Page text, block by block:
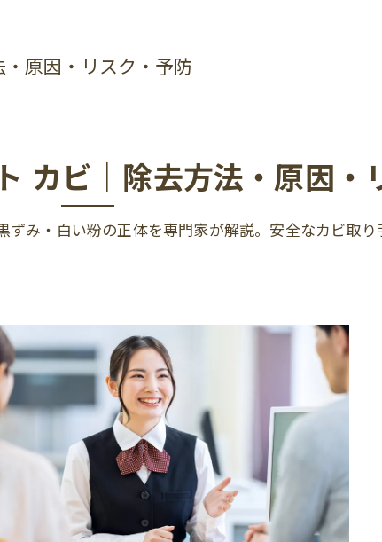
・原因・リスク・予防
カビ｜除去方法・原因・
み・白い粉の正体を専門家が解説。安全なカビ取